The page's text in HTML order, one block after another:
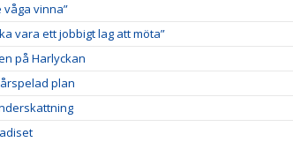
våga vinna”
vara ett jobbigt lag att möta”
på Harlyckan
plan